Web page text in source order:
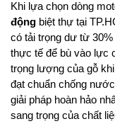
Khi lựa chọn dòng
động biệt thự tại
có tải trọng dư từ
thực tế để bù vào lực
trọng lượng của gỗ
đạt chuẩn chống
giải pháp hoàn hảo
sang trọng của chất